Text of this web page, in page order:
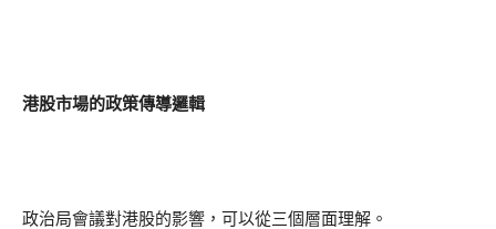
港股市場的政策傳導邏輯
政治局會議對港股的影響，可以從三個層面理解。